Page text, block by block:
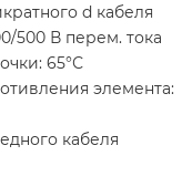
d кабеля
500 В перем. тока
65°С
элемента:
кабеля